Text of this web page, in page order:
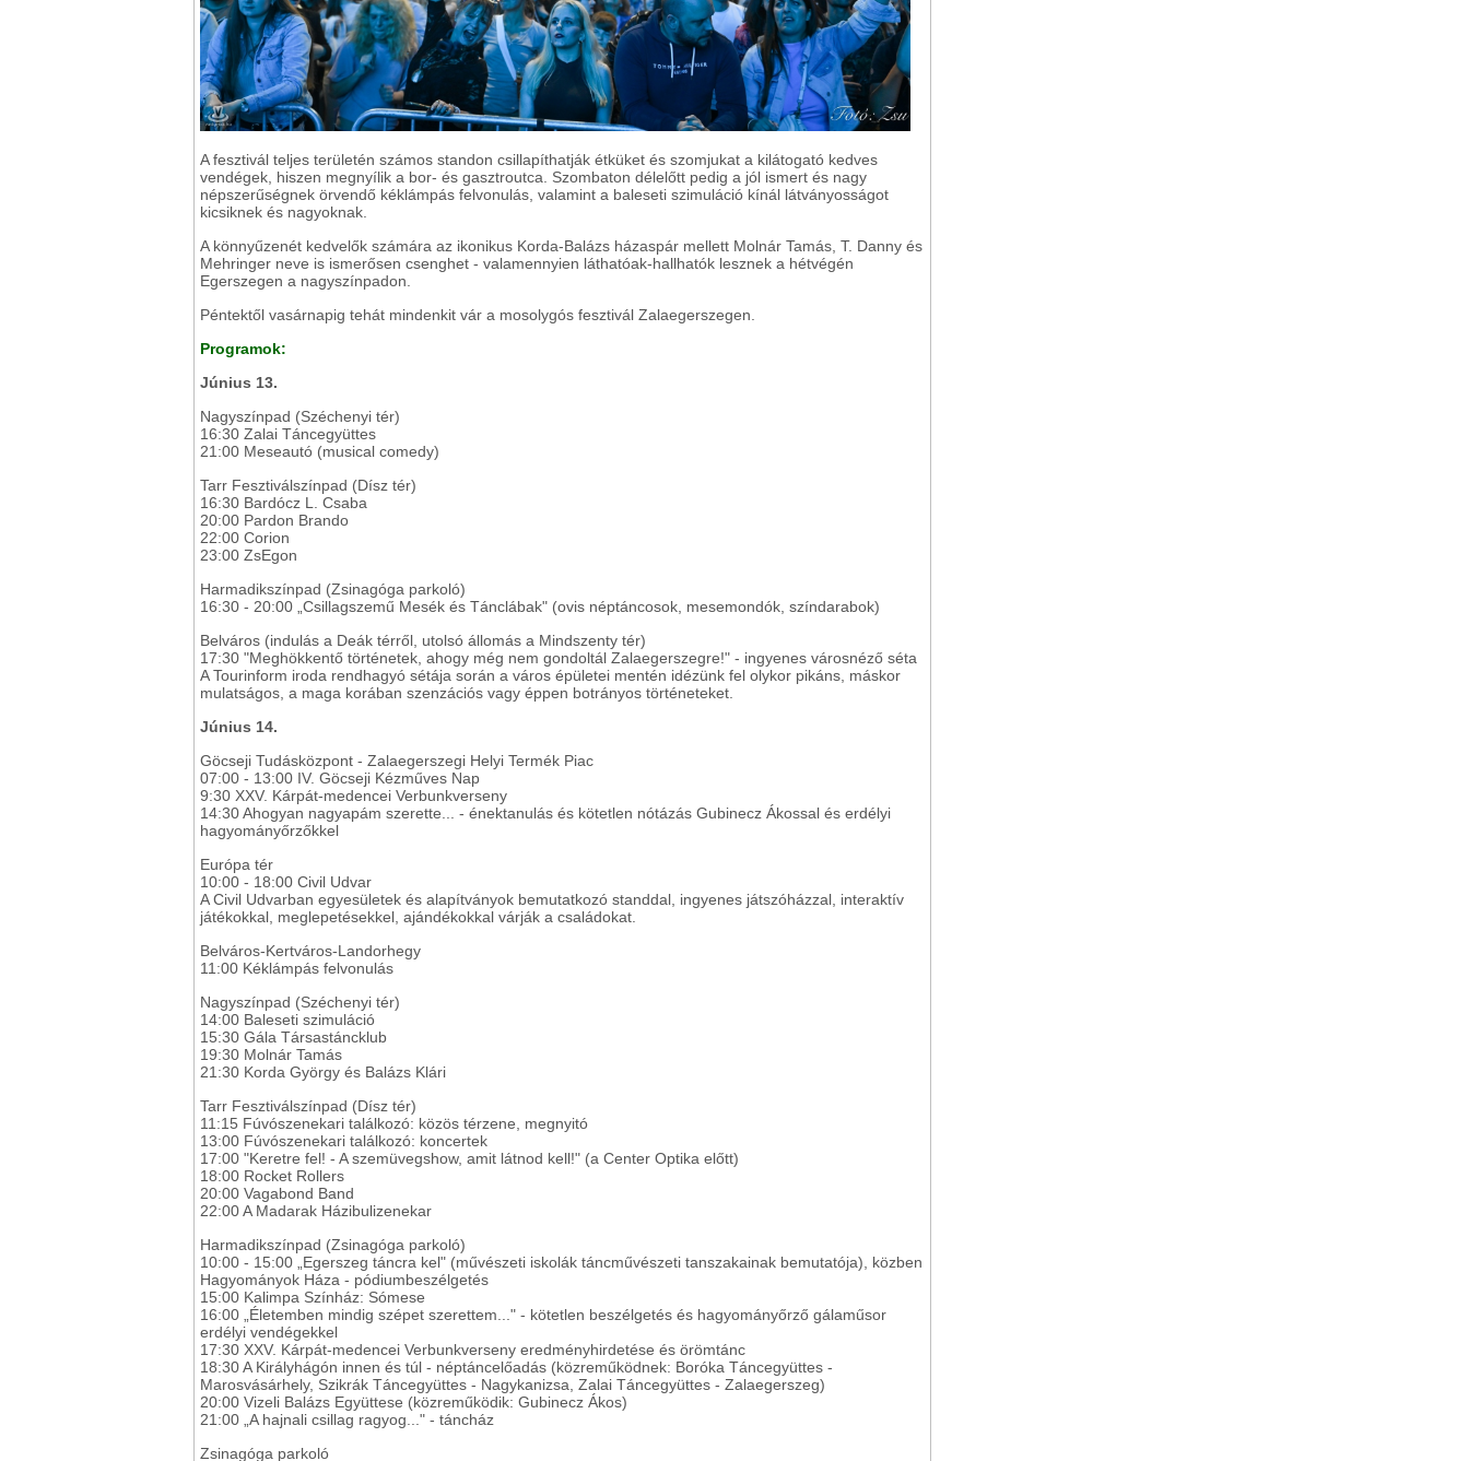
A fesztivál teljes területén számos standon csillapíthatják étküket és szomjukat a kilátogató kedves
vendégek, hiszen megnyílik a bor- és gasztroutca. Szombaton délelőtt pedig a jól ismert és nagy
népszerűségnek örvendő kéklámpás felvonulás, valamint a baleseti szimuláció kínál látványosságot
kicsiknek és nagyoknak.
A könnyűzenét kedvelők számára az ikonikus Korda-Balázs házaspár mellett Molnár Tamás, T. Danny és
Mehringer neve is ismerősen csenghet - valamennyien láthatóak-hallhatók lesznek a hétvégén
Egerszegen a nagyszínpadon.
Péntektől vasárnapig tehát mindenkit vár a mosolygós fesztivál Zalaegerszegen.
Programok:
Június 13.
Nagyszínpad (Széchenyi tér)
16:30 Zalai Táncegyüttes
21:00 Meseautó (musical comedy)
Tarr Fesztiválszínpad (Dísz tér)
16:30 Bardócz L. Csaba
20:00 Pardon Brando
22:00 Corion
23:00 ZsEgon
Harmadikszínpad (Zsinagóga parkoló)
16:30 - 20:00 „Csillagszemű Mesék és Tánclábak" (ovis néptáncosok, mesemondók, színdarabok)
Belváros (indulás a Deák térről, utolsó állomás a Mindszenty tér)
17:30 "Meghökkentő történetek, ahogy még nem gondoltál Zalaegerszegre!" - ingyenes városnéző séta
A Tourinform iroda rendhagyó sétája során a város épületei mentén idézünk fel olykor pikáns, máskor
mulatságos, a maga korában szenzációs vagy éppen botrányos történeteket.
Június 14.
Göcseji Tudásközpont - Zalaegerszegi Helyi Termék Piac
07:00 - 13:00 IV. Göcseji Kézműves Nap
9:30 XXV. Kárpát-medencei Verbunkverseny
14:30 Ahogyan nagyapám szerette... - énektanulás és kötetlen nótázás Gubinecz Ákossal és erdélyi
hagyományőrzőkkel
Európa tér
10:00 - 18:00 Civil Udvar
A Civil Udvarban egyesületek és alapítványok bemutatkozó standdal, ingyenes játszóházzal, interaktív
játékokkal, meglepetésekkel, ajándékokkal várják a családokat.
Belváros-Kertváros-Landorhegy
11:00 Kéklámpás felvonulás
Nagyszínpad (Széchenyi tér)
14:00 Baleseti szimuláció
15:30 Gála Társastáncklub
19:30 Molnár Tamás
21:30 Korda György és Balázs Klári
Tarr Fesztiválszínpad (Dísz tér)
11:15 Fúvószenekari találkozó: közös térzene, megnyitó
13:00 Fúvószenekari találkozó: koncertek
17:00 "Keretre fel! - A szemüvegshow, amit látnod kell!" (a Center Optika előtt)
18:00 Rocket Rollers
20:00 Vagabond Band
22:00 A Madarak Házibulizenekar
Harmadikszínpad (Zsinagóga parkoló)
10:00 - 15:00 „Egerszeg táncra kel" (művészeti iskolák táncművészeti tanszakainak bemutatója), közben
Hagyományok Háza - pódiumbeszélgetés
15:00 Kalimpa Színház: Sómese
16:00 „Életemben mindig szépet szerettem..." - kötetlen beszélgetés és hagyományőrző gálaműsor
erdélyi vendégekkel
17:30 XXV. Kárpát-medencei Verbunkverseny eredményhirdetése és örömtánc
18:30 A Királyhágón innen és túl - néptáncelőadás (közreműködnek: Boróka Táncegyüttes -
Marosvásárhely, Szikrák Táncegyüttes - Nagykanizsa, Zalai Táncegyüttes - Zalaegerszeg)
20:00 Vizeli Balázs Együttese (közreműködik: Gubinecz Ákos)
21:00 „A hajnali csillag ragyog..." - táncház
Zsinagóga parkoló